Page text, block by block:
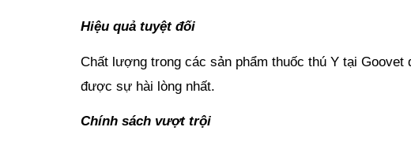
Hiệu quả tuyệt đối
Chất lượng trong các sản phẩm thuốc thú Y tại
được sự hài lòng nhất.
Chính sách vượt trội